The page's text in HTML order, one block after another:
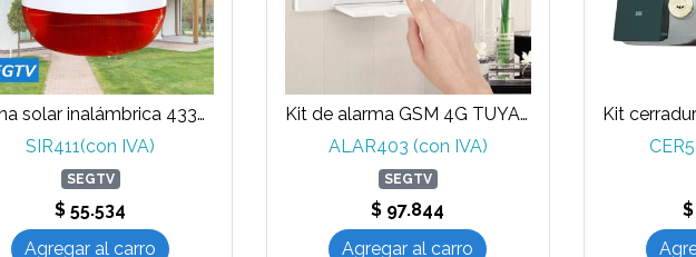
Sirena solar inalámbrica 433Mhz compatible con ALAR408 y ALAR403
SIR411(con IVA)
SEGTV
$ 55.534
Agregar al carro
Kit de alarma GSM 4G TUYA SMART WIFI inalámbrica 433Mhz
ALAR403 (con IVA)
SEGTV
$ 97.844
Agregar al carro